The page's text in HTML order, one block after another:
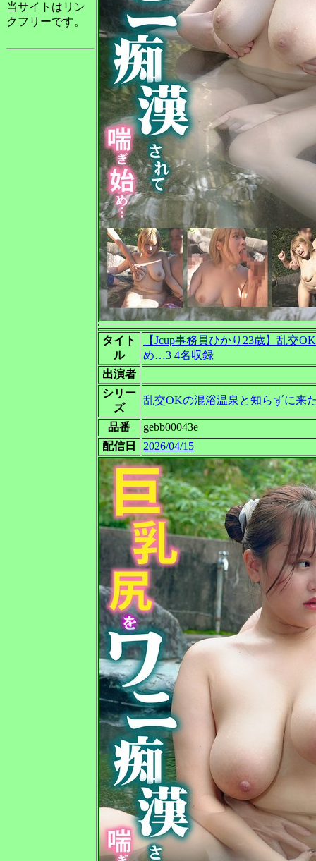
当サイトはリン
クフリーです。
タイト
ル
【Jcup事務員ひかり23歳】乱交
め…3 4名収録
出演者
シリー
ズ
乱交OKの混浴温泉と知らずに来
品番
gebb00043e
配信日
2026/04/15